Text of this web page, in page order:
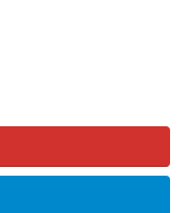
적 자금을 이렇게까
가 나오고 있습니다.
듭니다. 유명 인플루